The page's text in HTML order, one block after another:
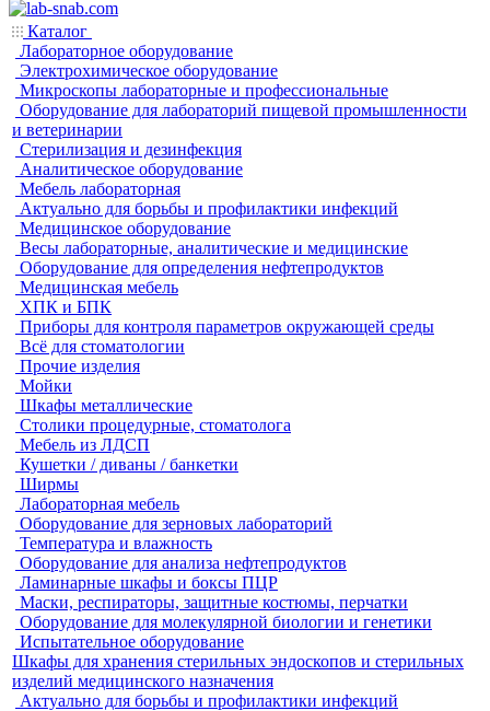
Каталог
Лабораторное оборудование
Электрохимическое оборудование
Микроскопы лабораторные и профессиональные
Оборудование для лабораторий пищевой промышленности
и ветеринарии
Стерилизация и дезинфекция
Аналитическое оборудование
Мебель лабораторная
Актуально для борьбы и профилактики инфекций
Медицинское оборудование
Весы лабораторные, аналитические и медицинские
Оборудование для определения нефтепродуктов
Медицинская мебель
ХПК и БПК
Приборы для контроля параметров окружающей среды
Всё для стоматологии
Прочие изделия
Мойки
Шкафы металлические
Столики процедурные, стоматолога
Мебель из ЛДСП
Кушетки / диваны / банкетки
Ширмы
Лабораторная мебель
Оборудование для зерновых лабораторий
Температура и влажность
Оборудование для анализа нефтепродуктов
Ламинарные шкафы и боксы ПЦР
Маски, респираторы, защитные костюмы, перчатки
Оборудование для молекулярной биологии и генетики
Испытательное оборудование
Шкафы для хранения стерильных эндоскопов и стерильных
изделий медицинского назначения
Актуально для борьбы и профилактики инфекций